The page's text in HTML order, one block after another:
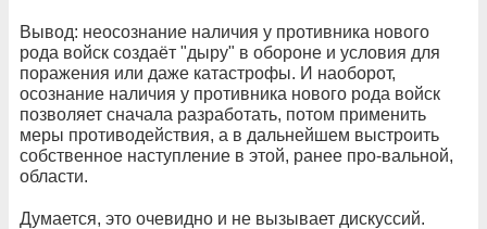
Вывод: неосознание наличия у противника нового
рода войск создаёт "дыру" в обороне и условия для
поражения или даже катастрофы. И наоборот,
осознание наличия у противника нового рода войск
позволяет сначала разработать, потом применить
меры противодействия, а в дальнейшем выстроить
собственное наступление в этой, ранее про-вальной,
области.
Думается, это очевидно и не вызывает дискуссий.